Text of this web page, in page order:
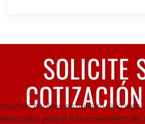
SOLICITE
Usamos cookies en nuestro sitio web.
esenciales para el funcionamiento del